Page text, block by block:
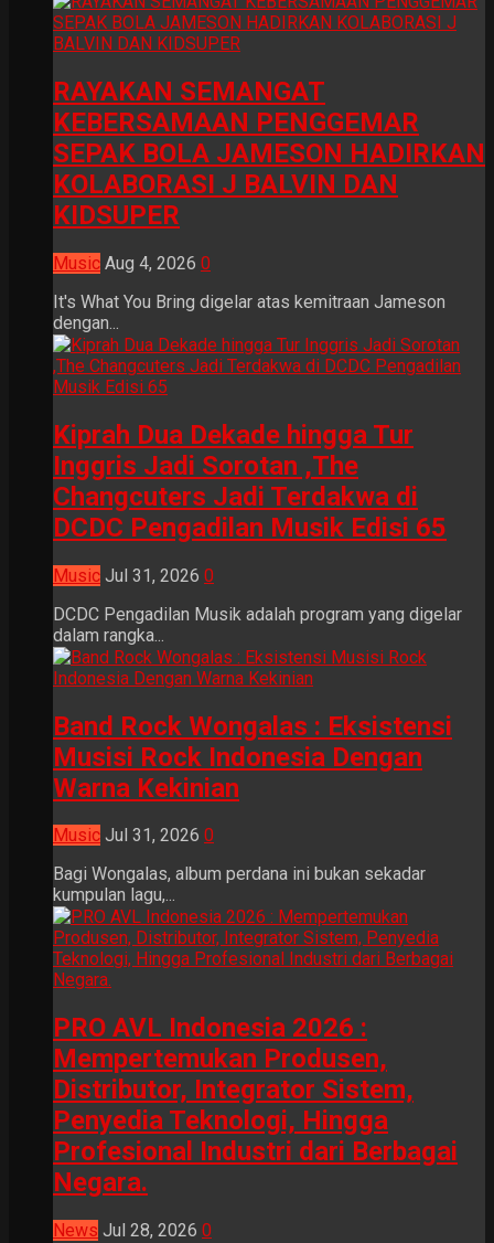
RAYAKAN SEMANGAT
KEBERSAMAAN PENGGEMAR
SEPAK BOLA JAMESON HADIRKAN
KOLABORASI J BALVIN DAN
KIDSUPER
Music Aug 4, 2026 0
It's What You Bring digelar atas kemitraan Jameson
dengan...
Kiprah Dua Dekade hingga Tur
Inggris Jadi Sorotan ,The
Changcuters Jadi Terdakwa di
DCDC Pengadilan Musik Edisi 65
Music Jul 31, 2026 0
DCDC Pengadilan Musik adalah program yang digelar
dalam rangka...
Band Rock Wongalas : Eksistensi
Musisi Rock Indonesia Dengan
Warna Kekinian
Music Jul 31, 2026 0
Bagi Wongalas, album perdana ini bukan sekadar
kumpulan lagu,...
PRO AVL Indonesia 2026 :
Mempertemukan Produsen,
Distributor, Integrator Sistem,
Penyedia Teknologi, Hingga
Profesional Industri dari Berbagai
Negara.
News Jul 28, 2026 0